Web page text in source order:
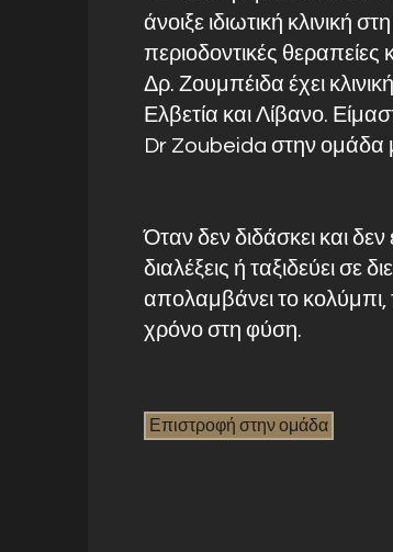
άνοιξε ιδιωτική κλινική
περιοδοντικές θεραπείες
Δρ. Ζουμπέιδα έχει
Ελβετία και Λίβανο.
Dr Zoubeida στην ομάδα
Όταν δεν διδάσκει και δεν
διαλέξεις ή ταξιδεύει σε
απολαμβάνει το κολύμπι,
χρόνο στη φύση.
Επιστροφή στην ομάδα